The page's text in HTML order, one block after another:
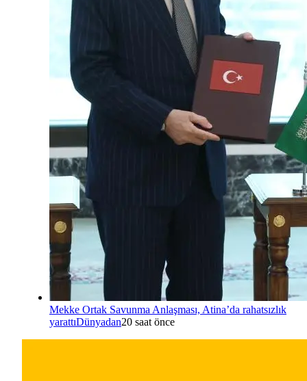
Mekke Ortak Savunma Anlaşması, Atina’da rahatsızlık
yarattıDünyadan20 saat önce